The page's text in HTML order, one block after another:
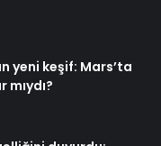
yeni keşif: Mars’ta